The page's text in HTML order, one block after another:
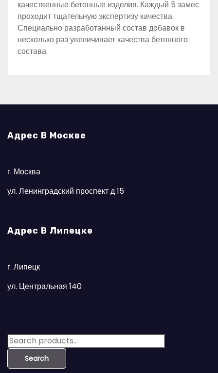
качественные бетонные изделия. Каждый 5 замес
проходит тщательную экспертизу качества.
Специально разработанный состав добавок в
несколько раз увеличивает качества бетонного
состава.
Адрес В Москве
г. Москва
ул. Ленинградский проспект д 15
Адрес В Липецке
г. Липецк
ул. Центральная 140
S
e
Search